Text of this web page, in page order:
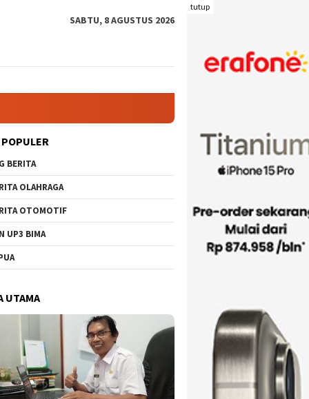
tutup
SABTU, 8 AGUSTUS 2026
BERITA
OLAHRAGA
OTOMOTIF
UP3 BIMA
UTAMA